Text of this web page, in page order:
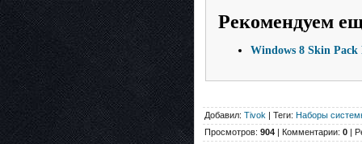
Рекомендуем
Windows 8 Skin
Добавил: Tivok | Теги: Наборы
Просмотров: 904 | Комментарии: 0 |